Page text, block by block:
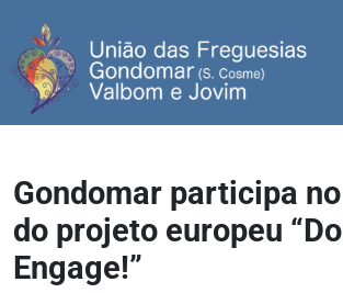
Gondomar participa
do projeto europeu
Engage!”